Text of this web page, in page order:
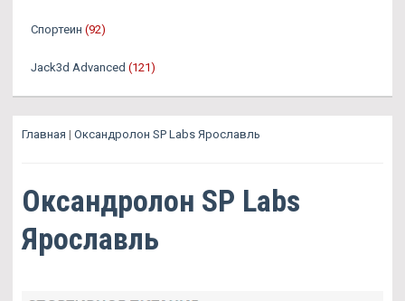
Спортеин (92)
Jack3d Advanced (121)
Главная | Оксандролон SP Labs Ярославль
Оксандролон SP Labs
Ярославль